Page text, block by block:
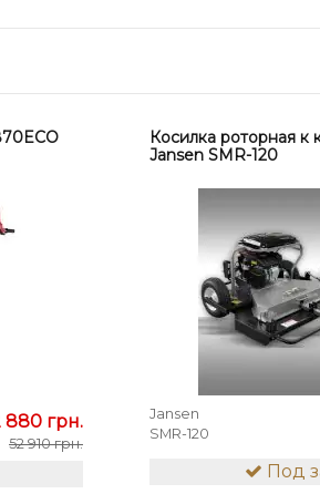
880 грн.
52 910 грн.
Косилка роторная к
Jansen SMR-120
Jansen
SMR-120
Под